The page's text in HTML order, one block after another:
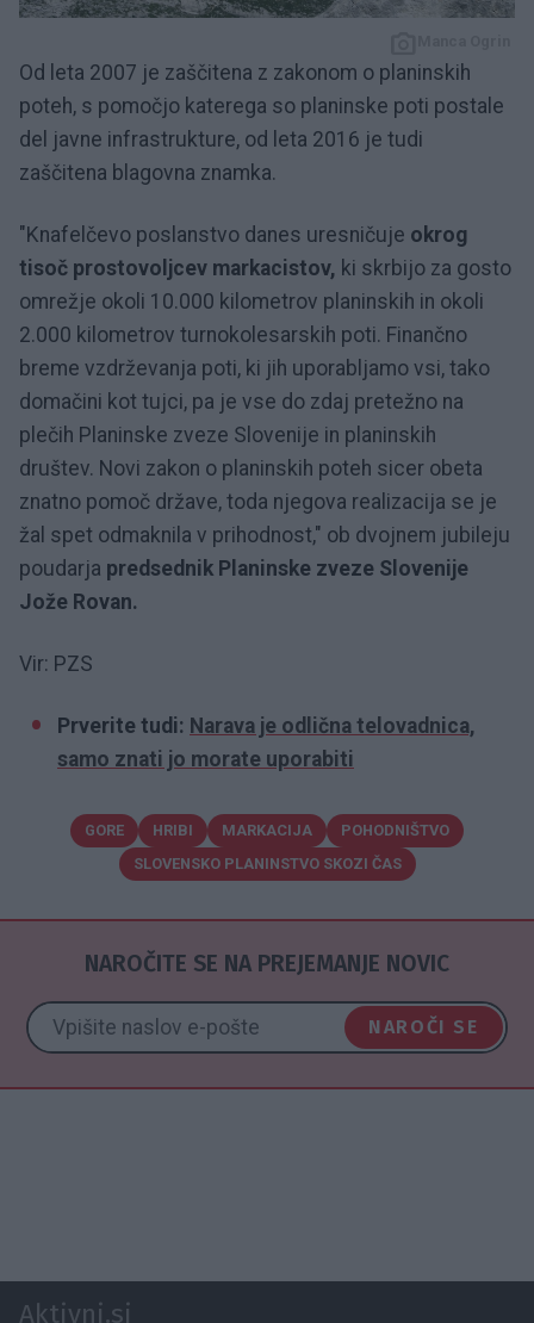
Od leta 2007 je zaščitena z zakonom o planinskih
poteh, s pomočjo katerega so planinske poti postale
del javne infrastrukture, od leta 2016 je tudi
zaščitena blagovna znamka.
"Knafelčevo poslanstvo danes uresničuje okrog
tisoč prostovoljcev markacistov, ki skrbijo za gosto
omrežje okoli 10.000 kilometrov planinskih in okoli
2.000 kilometrov turnokolesarskih poti. Finančno
breme vzdrževanja poti, ki jih uporabljamo vsi, tako
domačini kot tujci, pa je vse do zdaj pretežno na
plečih Planinske zveze Slovenije in planinskih
društev. Novi zakon o planinskih poteh sicer obeta
znatno pomoč države, toda njegova realizacija se je
žal spet odmaknila v prihodnost," ob dvojnem jubileju
poudarja predsednik Planinske zveze Slovenije
Jože Rovan.
Vir: PZS
Prverite tudi: Narava je odlična telovadnica,
samo znati jo morate uporabiti
GORE HRIBI MARKACIJA
POHODNIŠTVO
SLOVENSKO PLANINSTVO SKOZI ČAS
NAROČITE SE NA PREJEMANJE NOVIC
NAROČI SE
Aktivni.si